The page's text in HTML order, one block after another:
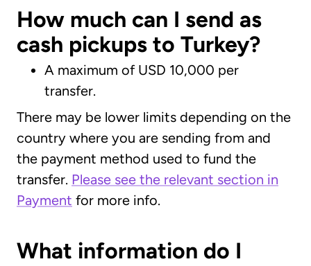
How much can I send as
cash pickups to Turkey?
A maximum of USD 10,000 per
transfer.
There may be lower limits depending on the
country where you are sending from and
the payment method used to fund the
transfer. Please see the relevant section in
Payment for more info.
What information do I